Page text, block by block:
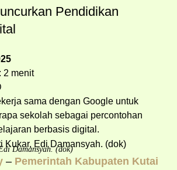
Pendidikan
2 menit
sama dengan Google untuk
sekolah sebagai percontohan
berbasis digital.
Damansyah. (dok)
– Pemerintah Kabupaten Kutai